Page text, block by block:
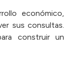
económico,
sus consultas.
construir un